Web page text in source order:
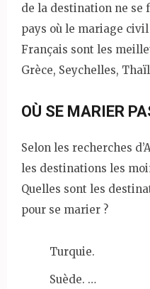
de la destination ne se
pays où le mariage
Français sont les
Grèce, Seychelles,
OÙ SE MARIER
Selon les recherches
les destinations les
Quelles sont les
pour se marier ?
Turquie.
Suède. …